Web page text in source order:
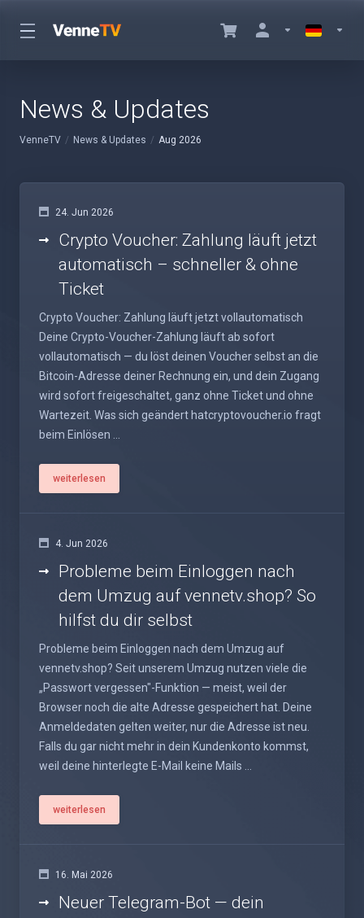
News & Updates
VenneTV News & Updates Aug 2026
24. Jun 2026
Crypto Voucher: Zahlung läuft jetzt
automatisch – schneller & ohne
Ticket
Crypto Voucher: Zahlung läuft jetzt vollautomatisch
Deine Crypto-Voucher-Zahlung läuft ab sofort
vollautomatisch — du löst deinen Voucher selbst an die
Bitcoin-Adresse deiner Rechnung ein, und dein Zugang
wird sofort freigeschaltet, ganz ohne Ticket und ohne
Wartezeit. Was sich geändert hatcryptovoucher.io fragt
beim Einlösen ...
weiterlesen
4. Jun 2026
Probleme beim Einloggen nach
dem Umzug auf vennetv.shop? So
hilfst du dir selbst
Probleme beim Einloggen nach dem Umzug auf
vennetv.shop? Seit unserem Umzug nutzen viele die
„Passwort vergessen"-Funktion — meist, weil der
Browser noch die alte Adresse gespeichert hat. Deine
Anmeldedaten gelten weiter, nur die Adresse ist neu.
Falls du gar nicht mehr in dein Kundenkonto kommst,
weil deine hinterlegte E-Mail keine Mails ...
weiterlesen
16. Mai 2026
Neuer Telegram-Bot — dein